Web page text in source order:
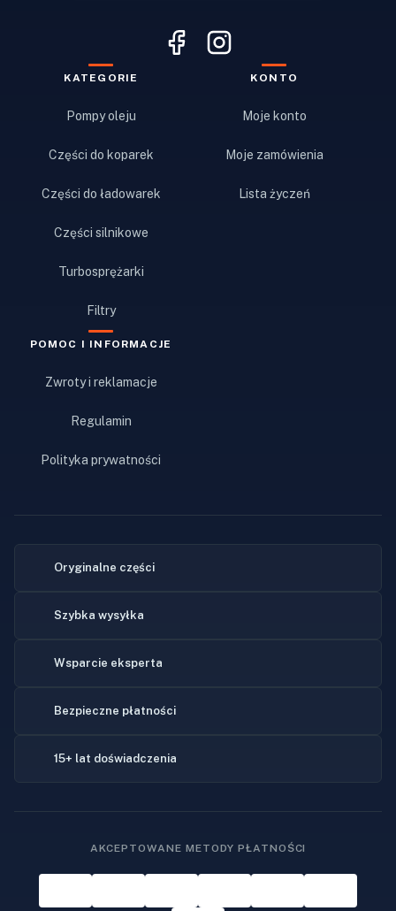
KATEGORIE
Pompy oleju
Części do koparek
Części do ładowarek
Części silnikowe
Turbosprężarki
Filtry
KONTO
Moje konto
Moje zamówienia
Lista życzeń
POMOC I INFORMACJE
Zwroty i reklamacje
Regulamin
Polityka prywatności
Oryginalne części
Szybka wysyłka
Wsparcie eksperta
Bezpieczne płatności
15+ lat doświadczenia
AKCEPTOWANE METODY PŁATNOŚCI